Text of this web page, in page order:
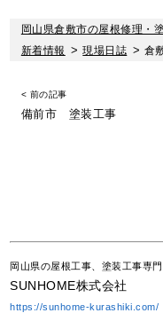
岡山県倉敷市の屋根修理・
新着情報 >現場日誌 > 倉
< 前の記事
備前市 塗装工事
岡山県の屋根工事、塗装工事専
SUNHOME株式会社
https://sunhome-kurashiki.com/